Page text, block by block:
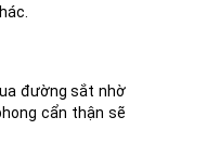
đường sắt nhờ
cẩn thận sẽ